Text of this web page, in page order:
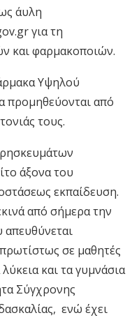
άυλη
για τη
και φαρμακοποιών.
Υψηλού
προμηθεύονται από
τους.
άξονα του
εκπαίδευση.
από σήμερα την
σε μαθητές
και τα γυμνάσια
Σύγχρονης
ενώ έχει